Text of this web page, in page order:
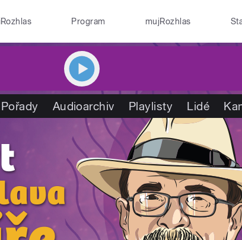
iRozhlas Program mujRozhlas
Pořady Audioarchiv Playlisty Lidé